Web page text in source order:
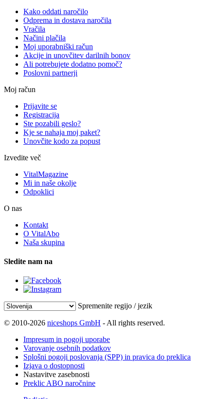
Kako oddati naročilo
Odprema in dostava naročila
Vračila
Načini plačila
Moj uporabniški račun
Akcije in unovčitev darilnih bonov
Ali potrebujete dodatno pomoč?
Poslovni partnerji
Moj račun
Prijavite se
Registracija
Ste pozabili geslo?
Kje se nahaja moj paket?
Unovčite kodo za popust
Izvedite več
VitalMagazine
Mi in naše okolje
Odpoklici
O nas
Kontakt
O VitalAbo
Naša skupina
Sledite nam na
Spremenite regijo / jezik
© 2010-2026 niceshops GmbH - All rights reserved.
Impresum in pogoji uporabe
Varovanje osebnih podatkov
Splošni pogoji poslovanja (SPP) in pravica do preklica
Izjava o dostopnosti
Nastavitve zasebnosti
Preklic ABO naročnine